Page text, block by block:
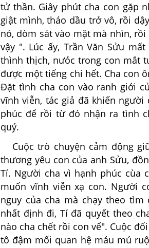
tử thần. Giây phút cha con gặp
giật mình, tháo dầu trở vô, rồi
nó, dòm sát vào mặt mà nhìn,
vậy ". Lúc ấy, Trần Văn Sửu
thình thịch, nưỏc trong con mắt
được một tiếng chi hết. Cha con
Đặt tình cha con vào ranh giới
vĩnh viễn, tác giả đã khiến
phúc để rồi từ đó nhận ra tình
quý.
Cuộc trò chuyện cảm động
thương yêu con của anh Sửu,
Tí. Người cha vì hạnh phúc cùa
muốn vĩnh viễn xạ con. Người
nguy của cha mà chạy theo
nhất định đi, Tí đã quyết theo
nào cha chết rồi con vể". Cuộc
tô đậm mối quan hệ máu mú